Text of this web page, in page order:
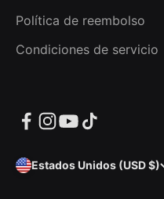
Política de reembolso
Condiciones de servicio
Estados Unidos (USD $)